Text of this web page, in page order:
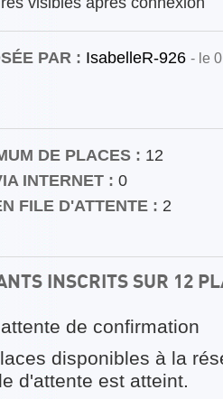
PAR : IsabelleR-926 - le
DE PLACES : 12
INTERNET : 0
FILE D'ATTENTE : 2
INSCRITS SUR 12
de confirmation
disponibles à la
d'attente est atteint.